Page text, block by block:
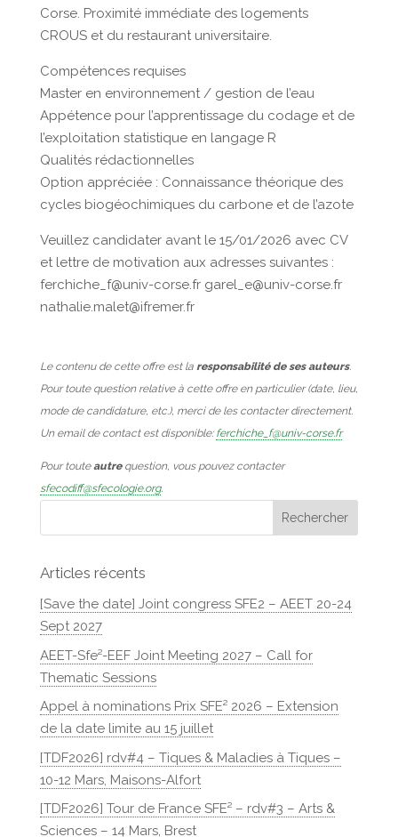
Corse. Proximité immédiate des logements
CROUS et du restaurant universitaire.
Compétences requises
Master en environnement / gestion de l’eau
Appétence pour l’apprentissage du codage et de
l’exploitation statistique en langage R
Qualités rédactionnelles
Option appréciée : Connaissance théorique des
cycles biogéochimiques du carbone et de l’azote
Veuillez candidater avant le 15/01/2026 avec CV
et lettre de motivation aux adresses suivantes :
ferchiche_f@univ-corse.fr garel_e@univ-corse.fr
nathalie.malet@ifremer.fr
Le contenu de cette offre est la responsabilité de ses auteurs.
Pour toute question relative à cette offre en particulier (date, lieu,
mode de candidature, etc.), merci de les contacter directement.
Un email de contact est disponible: ferchiche_f@univ-corse.fr
Pour touteautrequestion, vous pouvez contacter
sfecodiff@sfecologie.org.
Articles récents
[Save the date] Joint congress SFE2 – AEET 20-24
Sept 2027
AEET-Sfe²-EEF Joint Meeting 2027 – Call for
Thematic Sessions
Appel à nominations Prix SFE² 2026 – Extension
de la date limite au 15 juillet
[TDF2026] rdv#4 – Tiques & Maladies à Tiques –
10-12 Mars, Maisons-Alfort
[TDF2026] Tour de France SFE² – rdv#3 – Arts &
Sciences – 14 Mars, Brest